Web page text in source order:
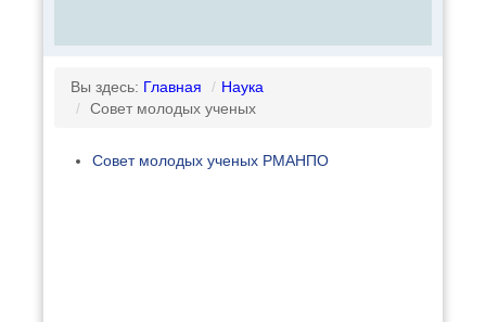
Вы здесь: Главная / Наука
/ Совет молодых ученых
Совет молодых ученых РМАНПО